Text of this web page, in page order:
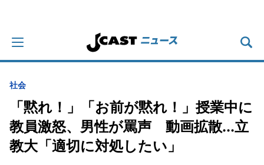
社会
「黙れ！」「お前が黙れ！」授業中に
教員激怒、男性が罵声 動画拡散...立
教大「適切に対処したい」